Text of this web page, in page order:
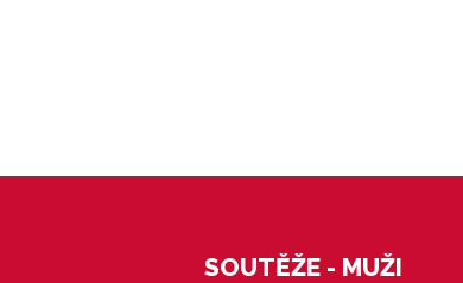
SOUTĚŽE - MUŽI